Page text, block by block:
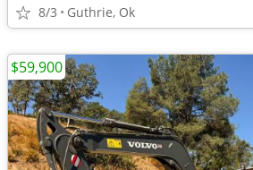
8/3 Guthrie, Ok
$59,900